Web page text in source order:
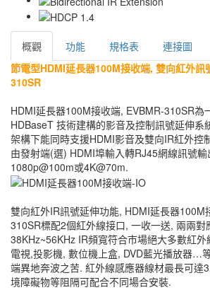
概觀 功能 規格表 連接圖
節電型HDMI延長器100M接收端, 雙向紅外訊
310SR
HDMI延長器100M接收端, EVBMR-310SR為
HDBaseT 技術建構的影音及控制訊號延伸系
架構下能同時支援HDMI影音及雙向IR紅外控
由發射端(選) HDMI埠輸入轉RJ45網線訊號
1080p@100m或4K@70m.
雙向紅外IR訊號延伸功能, HDMI延長器100M
310SR標配2個紅外線接口, 一收一送, 兩兩對
38KHz~56KHz IR頻寬符合市場絕大多數紅
電視,投影機, 數位機上盒, DVD藍光播放器…
端異地奔波之苦. 紅外線感應器線材最長可達
境障礙物等阻隔可配合不同場合安裝.